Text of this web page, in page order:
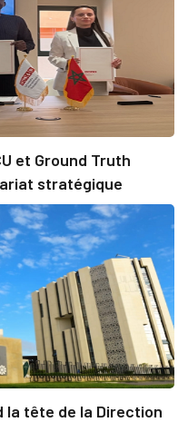
et Ground Truth
stratégique
la tête de la Direction